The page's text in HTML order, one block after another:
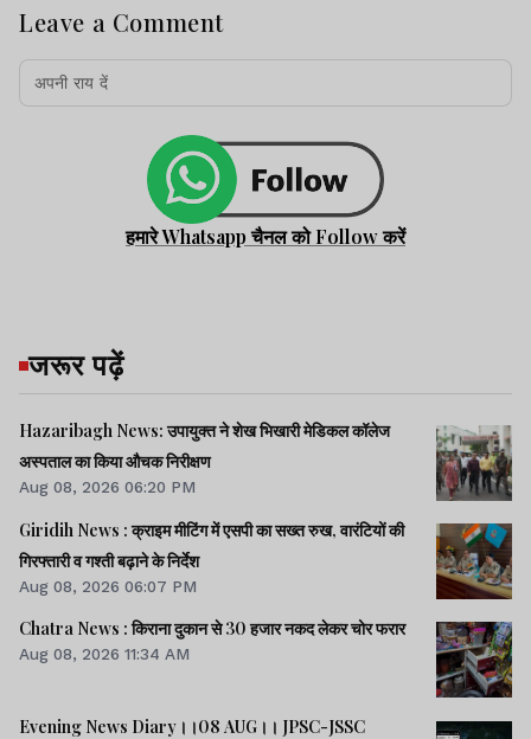
Leave a Comment
हमारे Whatsapp चैनल को Follow करें
जरूर पढ़ें
Hazaribagh News: उपायुक्त ने शेख भिखारी मेडिकल कॉलेज
अस्पताल का किया औचक निरीक्षण
Aug 08, 2026 06:20 PM
Giridih News : क्राइम मीटिंग में एसपी का सख्त रुख, वारंटियों की
गिरफ्तारी व गश्ती बढ़ाने के निर्देश
Aug 08, 2026 06:07 PM
Chatra News : किराना दुकान से 30 हजार नकद लेकर चोर फरार
Aug 08, 2026 11:34 AM
Evening News Diary।।08 AUG।। JPSC-JSSC